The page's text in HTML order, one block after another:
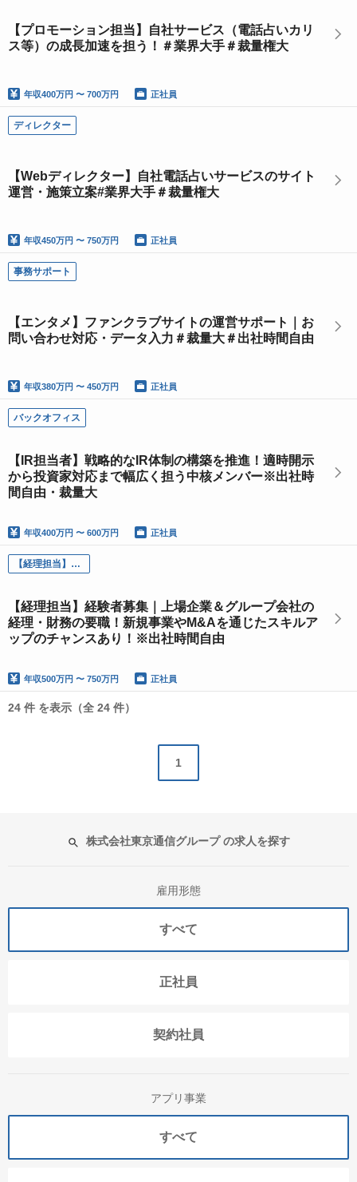
【プロモーション担当】自社サービス（電話占いカリ
ス等）の成長加速を担う！＃業界大手＃裁量権大
年収400万円 〜 700万円 正社員
ディレクター
【Webディレクター】自社電話占いサービスのサイト
運営・施策立案#業界大手＃裁量権大
年収450万円 〜 750万円 正社員
事務サポート
【エンタメ】ファンクラブサイトの運営サポート｜お
問い合わせ対応・データ入力＃裁量大＃出社時間自由
年収380万円 〜 450万円 正社員
バックオフィス
【IR担当者】戦略的なIR体制の構築を推進！適時開示
から投資家対応まで幅広く担う中核メンバー※出社時
間自由・裁量大
年収400万円 〜 600万円 正社員
【経理担当】経験者募集｜上場企業＆グループ会社の経理・財務の要職！新規事業やM&Aを通じたスキルアップのチャンスあり！※出社時間自由
【経理担当】経験者募集｜上場企業＆グループ会社の
経理・財務の要職！新規事業やM&Aを通じたスキルア
ップのチャンスあり！※出社時間自由
年収500万円 〜 750万円 正社員
24 件 を表示（全 24 件）
1
株式会社東京通信グループ の求人を探す
雇用形態
すべて
正社員
契約社員
アプリ事業
すべて